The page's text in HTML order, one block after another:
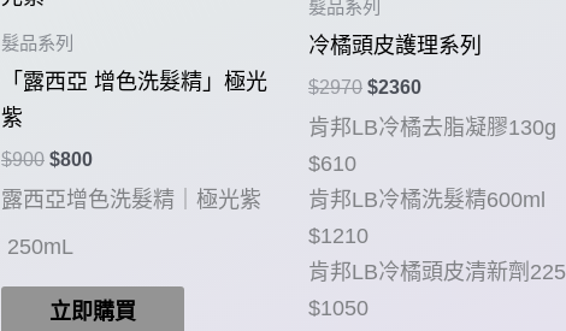
髮品系列
「露西亞 增色洗髮精」極光
紫
$900 原
價
$900。
$800目
前
價
露西亞增色洗髮精｜極光紫
250mL
立即購買
髮品系列
冷橘頭皮護理系列
$2970 原
價
$2970。
$2360目
前
價
$2360。
肯邦LB冷橘去脂凝膠130g
$610
肯邦LB冷橘洗髮精600ml
$1210
肯邦LB冷橘頭皮清新劑
$1050